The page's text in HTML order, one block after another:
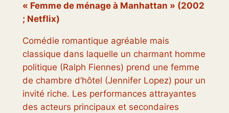
« Femme de ménage à Manhattan » (2002
; Netflix)
Comédie romantique agréable mais
classique dans laquelle un charmant homme
politique (Ralph Fiennes) prend une femme
de chambre d’hôtel (Jennifer Lopez) pour un
invité riche. Les performances attrayantes
des acteurs principaux et secondaires